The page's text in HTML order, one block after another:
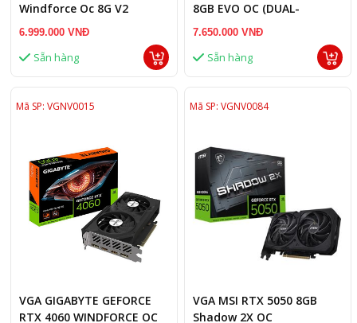
Windforce Oc 8G V2
(N3050Wf2Ocv2-8G)
6.999.000 VNĐ
Sẵn hàng
8GB EVO OC (DUAL-
RX7600-O8G-EVO)
7.650.000 VNĐ
Sẵn hàng
Mã SP: VGNV0015
VGA GIGABYTE GEFORCE
RTX 4060 WINDFORCE OC
Mã SP: VGNV0084
VGA MSI RTX 5050 8GB
Shadow 2X OC